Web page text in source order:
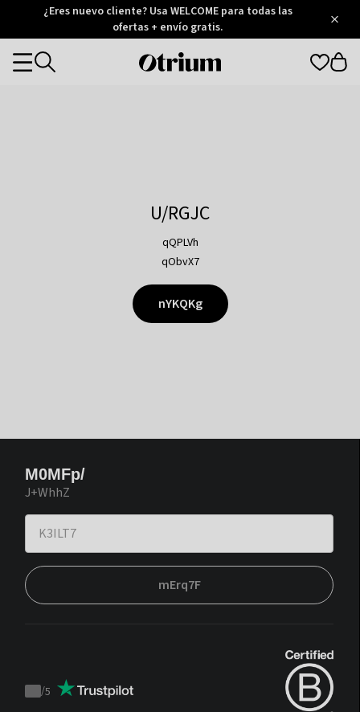
Otrium
Trustpilot
¿Eres nuevo cliente? Usa WELCOME para todas las
ofertas + envío gratis.
Otrium
Categories
U/RGJC
qQPLVh
qObvX7
nYKQKg
M0MFp/
J+WhhZ
mErq7F
Trustpilot
/5